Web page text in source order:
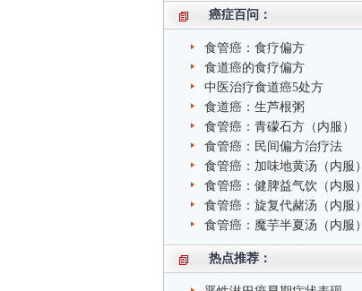
癌症百问：
食管癌：食疗偏方
食道癌的食疗偏方
中医治疗食道癌5处方
食道癌：生芦根粥
食管癌：青礞石方（内服）
食管癌：民间偏方治疗法
食管癌：加味地黄汤（内服）
食管癌：健脾益气饮（内服）
食管癌：旋复代赭汤（内服）
食管癌：魔芋半夏汤（内服）
热点推荐：